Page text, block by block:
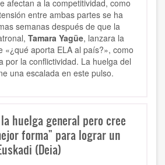
afectan a la competitividad, como
entre ambas partes se ha
semanas después de que la
Tamara Yagüe, lanzara la
«¿qué aporta ELA al país?», como
por la conflictividad. La huelga del
una escalada en este pulso.
huelga general pero cree
forma" para lograr un
(Deia)